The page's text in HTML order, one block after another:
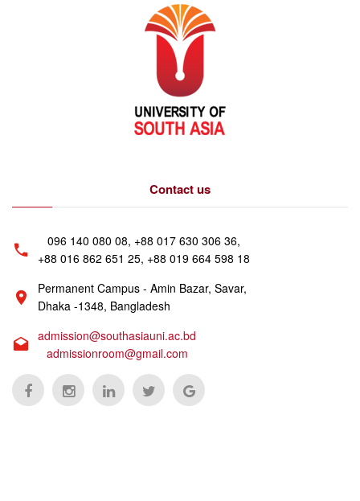
Contact us
096 140 080 08, +88 017 630 306 36,
+88 016 862 651 25, +88 019 664 598 18
Permanent Campus - Amin Bazar, Savar,
Dhaka -1348, Bangladesh
admission@southasiauni.ac.bd
admissionroom@gmail.com